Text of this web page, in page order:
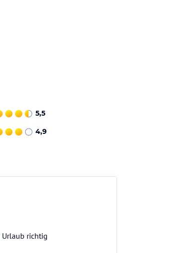
5,5
4,9
Urlaub richtig